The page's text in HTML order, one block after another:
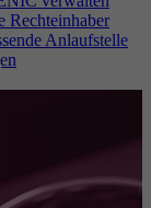
Rechteinhaber
Anlaufstelle